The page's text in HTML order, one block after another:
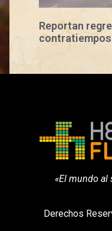
Reportan
«El mundo al
Derechos